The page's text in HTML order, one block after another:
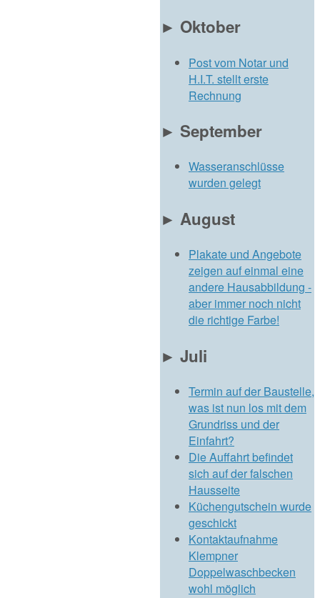
► Oktober
Post vom Notar und
H.I.T. stellt erste
Rechnung
► September
Wasseranschlüsse
wurden gelegt
► August
Plakate und Angebote
zeigen auf einmal eine
andere Hausabbildung -
aber immer noch nicht
die richtige Farbe!
► Juli
Termin auf der Baustelle,
was ist nun los mit dem
Grundriss und der
Einfahrt?
Die Auffahrt befindet
sich auf der falschen
Hausseite
Küchengutschein wurde
geschickt
Kontaktaufnahme
Klempner
Doppelwaschbecken
wohl möglich